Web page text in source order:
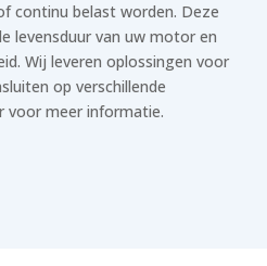
continu belast worden. Deze
levensduur van uw motor en
Wij leveren oplossingen voor
op verschillende
voor meer informatie.